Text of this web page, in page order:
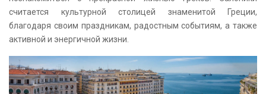
считается культурной столицей знаменитой Греции,
благодаря своим праздникам, радостным событиям, а также
активной и энергичной жизни.